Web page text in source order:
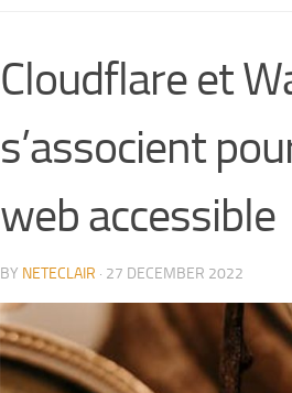
Cloudflare et
s’associent
web accessible
BY NETECLAIR · 27 DECEMBER 2022